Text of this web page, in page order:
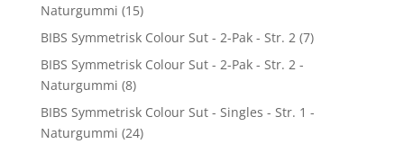
Naturgummi (15)
BIBS Symmetrisk Colour Sut - 2-Pak - Str. 2 (7)
BIBS Symmetrisk Colour Sut - 2-Pak - Str. 2 -
Naturgummi (8)
BIBS Symmetrisk Colour Sut - Singles - Str. 1 -
Naturgummi (24)